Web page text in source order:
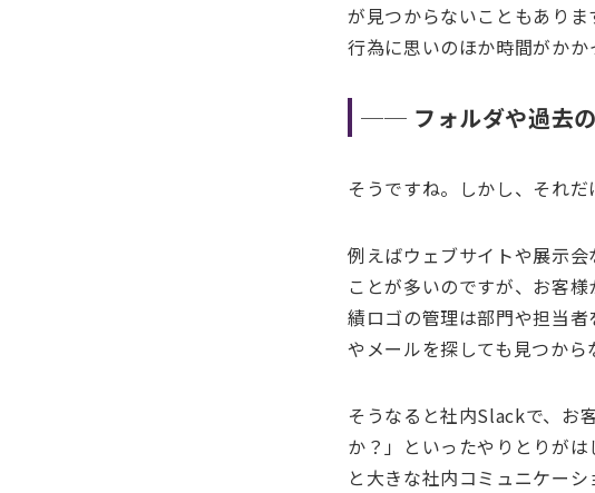
が見つからないこともあり
行為に思いのほか時間がかか
── フォルダや過去の
そうですね。しかし、それ
例えばウェブサイトや展示
ことが多いのですが、お客
績ロゴの管理は部門や担当
やメールを探しても見つから
そうなると社内Slackで、お
か？」といったやりとりが
と大きな社内コミュニケーシ